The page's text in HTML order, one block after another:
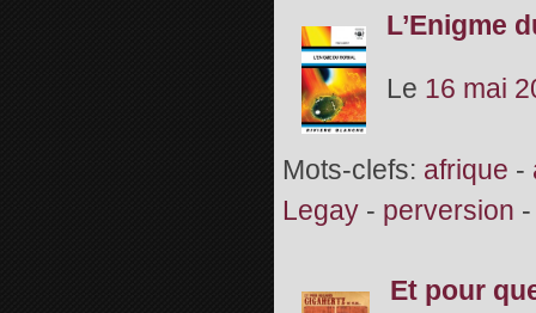
L’Enigme
Le 16 mai
Mots-clefs: afrique -
Legay - perversion
Et pour